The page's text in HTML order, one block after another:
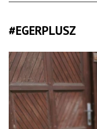
#EGERPLUSZ